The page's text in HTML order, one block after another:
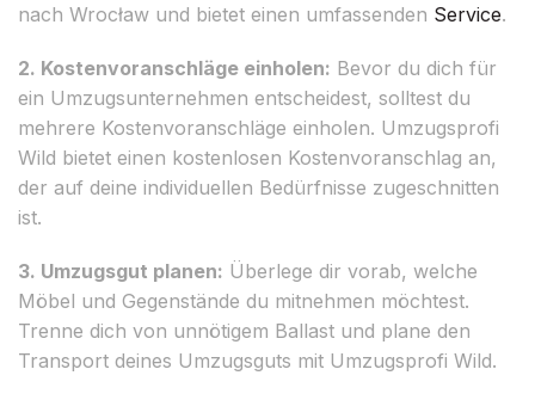
nach Wrocław und bietet einen umfassenden Service.
2. Kostenvoranschläge einholen: Bevor du dich für
ein Umzugsunternehmen entscheidest, solltest du
mehrere Kostenvoranschläge einholen. Umzugsprofi
Wild bietet einen kostenlosen Kostenvoranschlag an,
der auf deine individuellen Bedürfnisse zugeschnitten
ist.
3. Umzugsgut planen: Überlege dir vorab, welche
Möbel und Gegenstände du mitnehmen möchtest.
Trenne dich von unnötigem Ballast und plane den
Transport deines Umzugsguts mit Umzugsprofi Wild.